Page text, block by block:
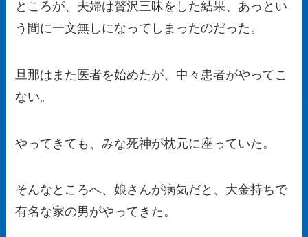
ところが、夫婦は贅沢三昧をした結果、あっとい
う間に一文無しになってしまったのだった。
旦那はまた医者を始めたが、中々患者がやってこ
ない。
やってきても、みな死神が枕元に座っていた。
そんなところへ、娘さんが病気だと、大金持ちで
有名な家の男がやってきた。